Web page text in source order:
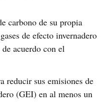
carbono de su propia
de efecto invernadero
acuerdo con el
reducir sus emisiones de
(GEI) en al menos un